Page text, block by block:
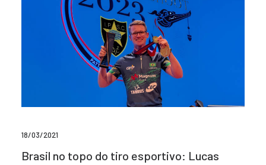
18/03/2021
Brasil no topo do tiro esportivo: Lucas